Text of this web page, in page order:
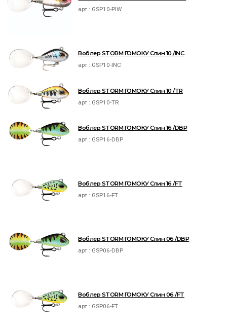
арт.: GSP10-PIW
Воблер STORM ГОМОКУ Спин 10 /INC
арт.: GSP10-INC
Воблер STORM ГОМОКУ Спин 10 /TR
арт.: GSP10-TR
Воблер STORM ГОМОКУ Спин 16 /DBP
арт.: GSP16-DBP
Воблер STORM ГОМОКУ Спин 16 /FT
арт.: GSP16-FT
Воблер STORM ГОМОКУ Спин 06 /DBP
арт.: GSP06-DBP
Воблер STORM ГОМОКУ Спин 06 /FT
арт.: GSP06-FT